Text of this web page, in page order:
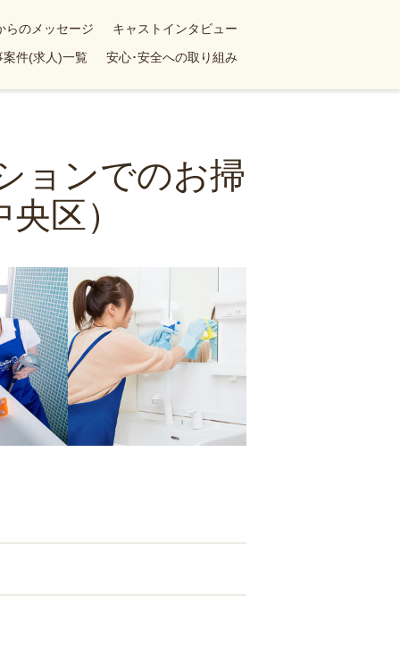
らのメッセージ
キャストインタビュー
案件(求人)一覧 安心･安全への取り組み
ョンでのお掃
区）